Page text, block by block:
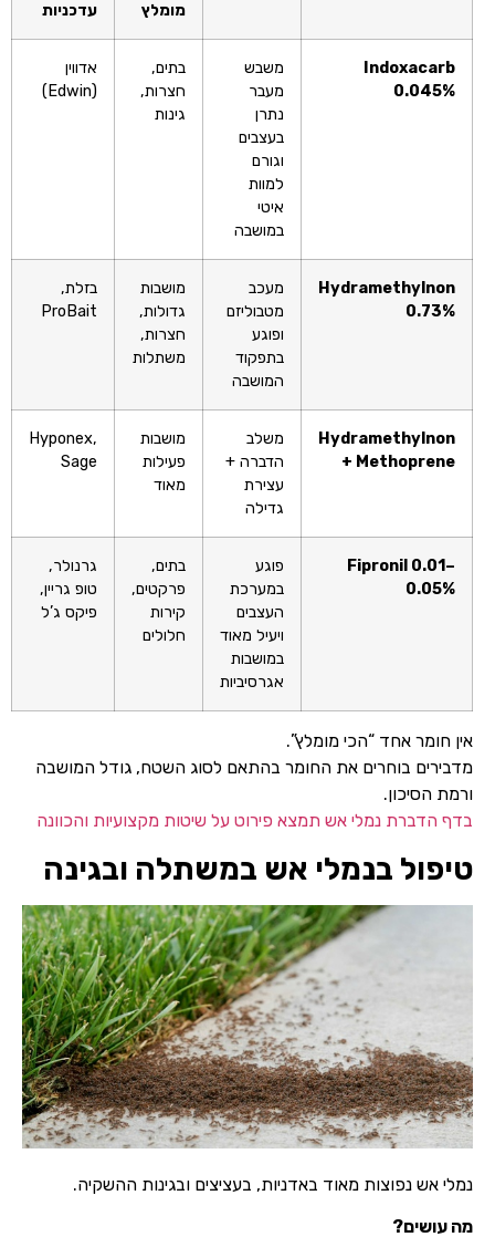
מומלץ
עדכניות
Indoxacarb
0.045%
משבש
מעבר
נתרן
בעצבים
וגורם
למוות
איטי
במושבה
בתים,
חצרות,
גינות
אדווין
(Edwin)
Hydramethylnon
0.73%
מעכב
מטבוליזם
ופוגע
בתפקוד
המושבה
מושבות
גדולות,
חצרות,
משתלות
בזלת,
ProBait
Hydramethylnon
+ Methoprene
משלב
הדברה +
עצירת
גדילה
מושבות
פעילות
מאוד
Hyponex,
Sage
Fipronil 0.01–
0.05%
פוגע
במערכת
העצבים
ויעיל מאוד
במושבות
אגרסיביות
בתים,
פרקטים,
קירות
חלולים
גרנולר,
טופ גריין,
פיקס ג’ל
אין חומר אחד “הכי מומלץ”.
מדבירים בוחרים את החומר בהתאם לסוג השטח, גודל המושבה
ורמת הסיכון.
בדף הדברת נמלי אש תמצא פירוט על שיטות מקצועיות והכוונה
טיפול בנמלי אש במשתלה ובגינה
נמלי אש נפוצות מאוד באדניות, בעציצים ובגינות ההשקיה.
מה עושים?